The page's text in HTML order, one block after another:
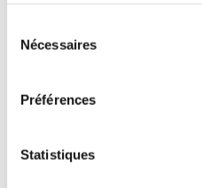
Nécessaires
Préférences
Statistiques
Années de permis :2 ans
ASSURANCE